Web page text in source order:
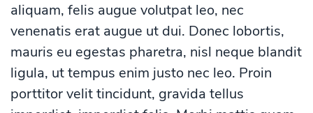
aliquam, felis augue volutpat leo, nec
venenatis erat augue ut dui. Donec lobortis,
mauris eu egestas pharetra, nisl neque blandit
ligula, ut tempus enim justo nec leo. Proin
porttitor velit tincidunt, gravida tellus